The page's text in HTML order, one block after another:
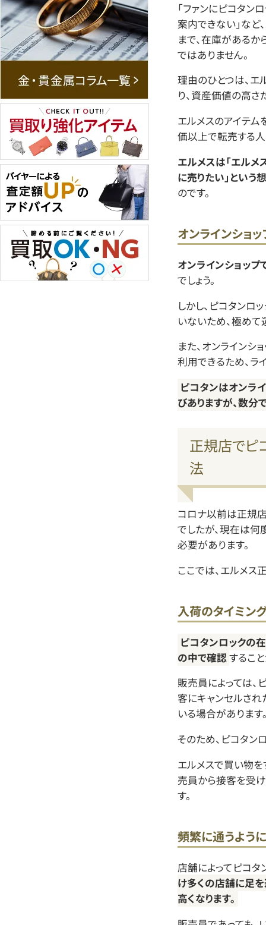
「ファンにピコタン
案内できない」など
まで、在庫がある
ではありません。
理由のひとつは、
り、資産価値の高さ
エルメスのアイテ
価以上で転売する人
エルメスは「エル
に売りたい」という
のです。
オンラインショ
オンラインショップ
でしょう。
しかし、ピコタンロ
いないため、極め
また、オンライン
利用できるため、ラ
ピコタンはオンラ
びありますが、数分
正規店でピ
法
コロナ以前は正規
でしたが、現在は
必要があります。
ここでは、エルメス
入荷のタイミン
ピコタンロックの
の中で確認 するこ
販売員によっては、
客にキャンセルされ
いる場合があります
そのため、ピコタン
エルメスで買い物を
売員から接客を受
す。
頻繁に通うよう
店舗によってピコタ
け多くの店舗に足
高くなります。